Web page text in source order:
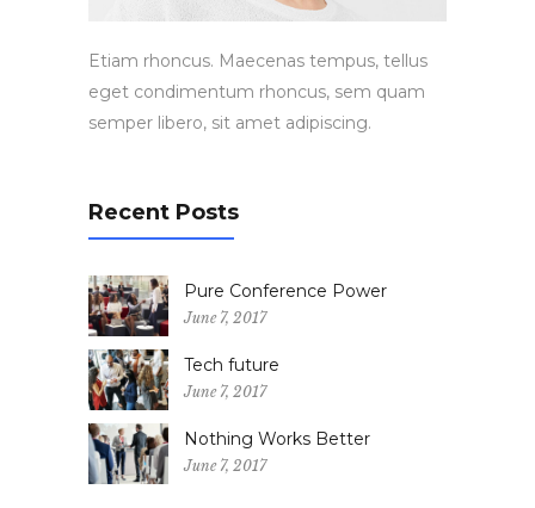
Etiam rhoncus. Maecenas tempus, tellus
eget condimentum rhoncus, sem quam
semper libero, sit amet adipiscing.
Recent Posts
Pure Conference Power
June 7, 2017
Tech future
June 7, 2017
Nothing Works Better
June 7, 2017